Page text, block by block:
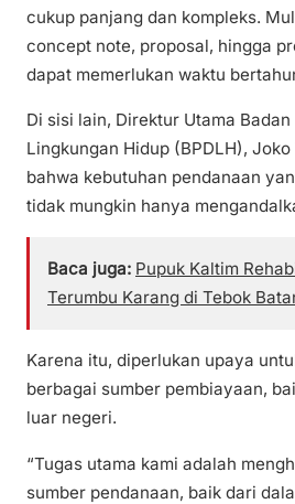
cukup panjang dan kompleks.
concept note, proposal, hingga
dapat memerlukan waktu
Di sisi lain, Direktur Utama
Lingkungan Hidup (BPDLH),
bahwa kebutuhan pendanaan
tidak mungkin hanya
Baca juga: Pupuk Kaltim
Terumbu Karang di Tebok
Karena itu, diperlukan upaya
berbagai sumber pembiayaan,
luar negeri.
“Tugas utama kami adalah
sumber pendanaan, baik dari